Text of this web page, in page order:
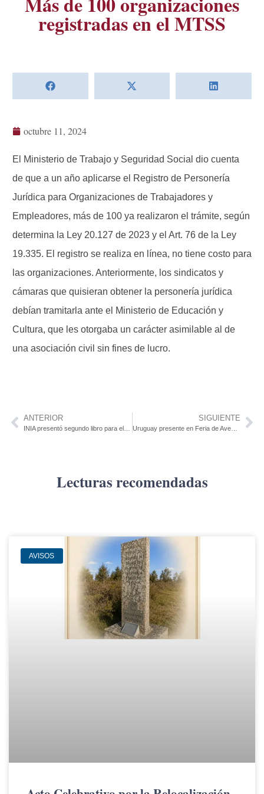
registradas en el MTSS
octubre 11, 2024
El Ministerio de Trabajo y Seguridad Social dio cuenta
de que a un año aplicarse el Registro de Personería
Jurídica para Organizaciones de Trabajadores y
Empleadores, más de 100 ya realizaron el trámite, según
determina la Ley 20.127 de 2023 y el Art. 76 de la Ley
19.335. El registro se realiza en línea, no tiene costo para
las organizaciones. Anteriormente, los sindicatos y
cámaras que quisieran obtener la personería jurídica
debían tramitarla ante el Ministerio de Educación y
Cultura, que les otorgaba un carácter asimilable al de
una asociación civil sin fines de lucro.
ANTERIOR SIGUIENTE
Uruguay presente en Feria de Aves Sudamericana
Lecturas recomendadas
AVISOS